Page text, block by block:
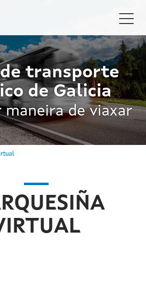
de transporte
de Galicia
de viaxar